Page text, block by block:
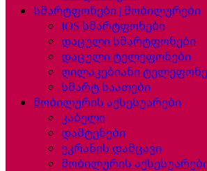
სმარტფონები | მობილურები
IOS სმარტფონები
დაცული სმარტფონები
დაცული ტელეფონები
ღილაკებიანი
სმარტ საათები
მობილურის აქსესუარები
კაბელი
დამტენები
ეკრანის დამცავი
მობილურის